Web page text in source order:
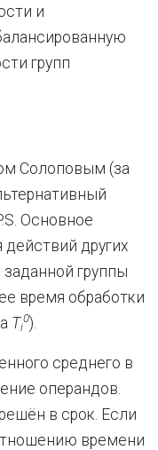
и
групп
Солоповым (за
Основное
других
группы
время обработки
Ti
0).
среднего в
операндов.
в срок. Если
времени